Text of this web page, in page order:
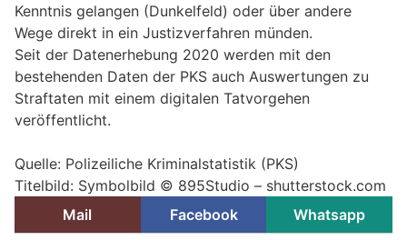
Kenntnis gelangen (Dunkelfeld) oder über andere
Wege direkt in ein Justizverfahren münden.
Seit der Datenerhebung 2020 werden mit den
bestehenden Daten der PKS auch Auswertungen zu
Straftaten mit einem digitalen Tatvorgehen
veröffentlicht.
Quelle: Polizeiliche Kriminalstatistik (PKS)
Titelbild: Symbolbild © 895Studio – shutterstock.com
Mail
Facebook Whatsapp